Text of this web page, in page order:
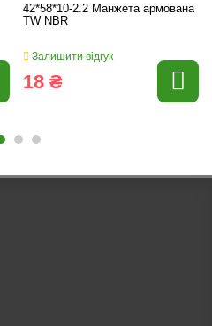
42*58*10-2.2 Манжета армована
TW NBR
Залишити відгук
18 ₴